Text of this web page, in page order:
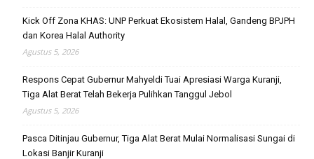
Kick Off Zona KHAS: UNP Perkuat Ekosistem Halal, Gandeng BPJPH
dan Korea Halal Authority
Agustus 5, 2026
Respons Cepat Gubernur Mahyeldi Tuai Apresiasi Warga Kuranji,
Tiga Alat Berat Telah Bekerja Pulihkan Tanggul Jebol
Agustus 5, 2026
Pasca Ditinjau Gubernur, Tiga Alat Berat Mulai Normalisasi Sungai di
Lokasi Banjir Kuranji